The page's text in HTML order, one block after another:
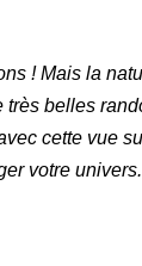
! Mais la
belles
cette vue
votre univers.